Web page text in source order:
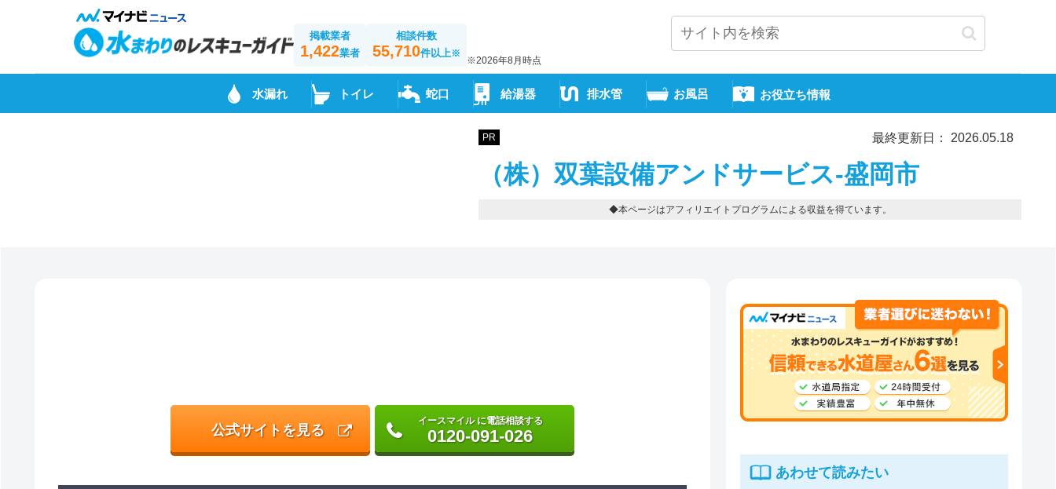
掲載業者
1,422業者
相談件数
55,710件以上※
※2026年8月時点
水漏れ トイレ 蛇口 給湯器 排水管 お風呂 お役立ち情報
PR 最終更新日： 2026.05.18
（株）双葉設備アンドサービス-盛岡市
◆本ページはアフィリエイトプログラムによる収益を得ています。
公式サイトを見る
イースマイル に電話相談する
0120-091-026
あわせて読みたい